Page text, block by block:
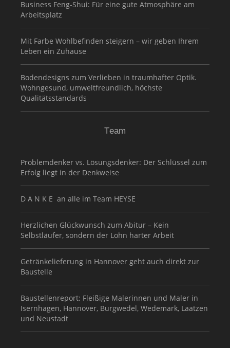
Business Feng-Shui: Für eine gute Atmosphäre am
Arbeitsplatz
Mit Farbe Wohlbefinden steigern – wir geben Ihrem
Leben ein Zuhause
Bodendesigns zum Verlieben in traumhafter Optik.
Wohngesund, umweltfreundlich, höchste
Qualitätsstandards
Team
Problemdenker vs. Lösungsdenker: Der Schlüssel zum
Erfolg liegt in der Denkweise
D A N K E an alle im Team HEYSE
Herzlichen Glückwunsch zum Abitur – Kein
Selbstläufer, sondern der Lohn harter Arbeit
Getränkelieferung in Hannover geht auch direkt zur
Baustelle
Baustellenreport: Fleißige Malerinnen und Maler in
Isernhagen, Hannover, Burgwedel, Wedemark, Laatzen
und Neustadt